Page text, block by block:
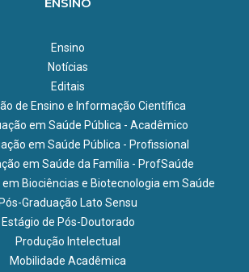
Ensino
Notícias
Editais
de Ensino e Informação Científica
em Saúde Pública - Acadêmico
em Saúde Pública - Profissional
em Saúde da Família - ProfSaúde
Biociências e Biotecnologia em Saúde
Pós-Graduação Lato Sensu
Estágio de Pós-Doutorado
Produção Intelectual
Mobilidade Acadêmica